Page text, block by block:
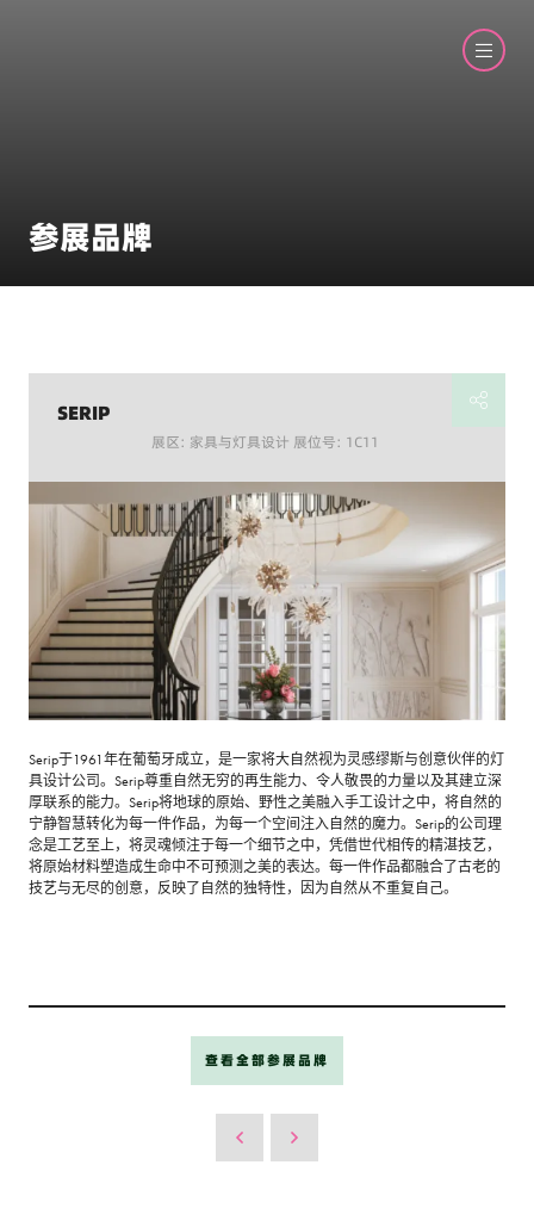
参展品牌
SERIP
展区: 家具与灯具设计 展位号: 1C11
Serip于1961年在葡萄牙成立，是一家将大自然视为灵感缪斯与创意伙伴的灯
具设计公司。Serip尊重自然无穷的再生能力、令人敬畏的力量以及其建立深
厚联系的能力。Serip将地球的原始、野性之美融入手工设计之中，将自然的
宁静智慧转化为每一件作品，为每一个空间注入自然的魔力。Serip的公司理
念是工艺至上，将灵魂倾注于每一个细节之中，凭借世代相传的精湛技艺，
将原始材料塑造成生命中不可预测之美的表达。每一件作品都融合了古老的
技艺与无尽的创意，反映了自然的独特性，因为自然从不重复自己。
查看全部参展品牌